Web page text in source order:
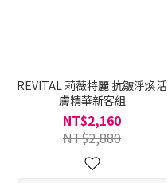
REVITAL 莉薇特麗 抗皺淨煥活
膚精華新客組
NT$2,160
NT$2,880